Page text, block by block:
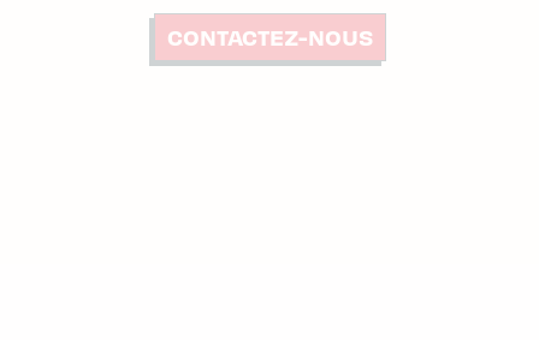
CONTACTEZ-NOUS